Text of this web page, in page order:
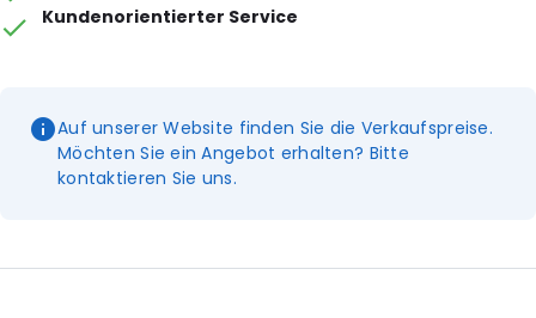
Kundenorientierter Service
Auf unserer Website finden Sie die Verkaufspreise.
Möchten Sie ein Angebot erhalten? Bitte
kontaktieren Sie uns.